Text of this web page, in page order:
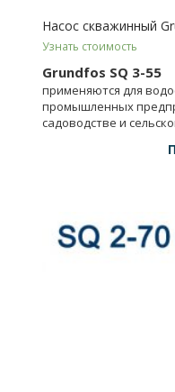
Насос скважинный
Узнать стоимость
Grundfos SQ 3-55
применяются для
промышленных
садоводстве и